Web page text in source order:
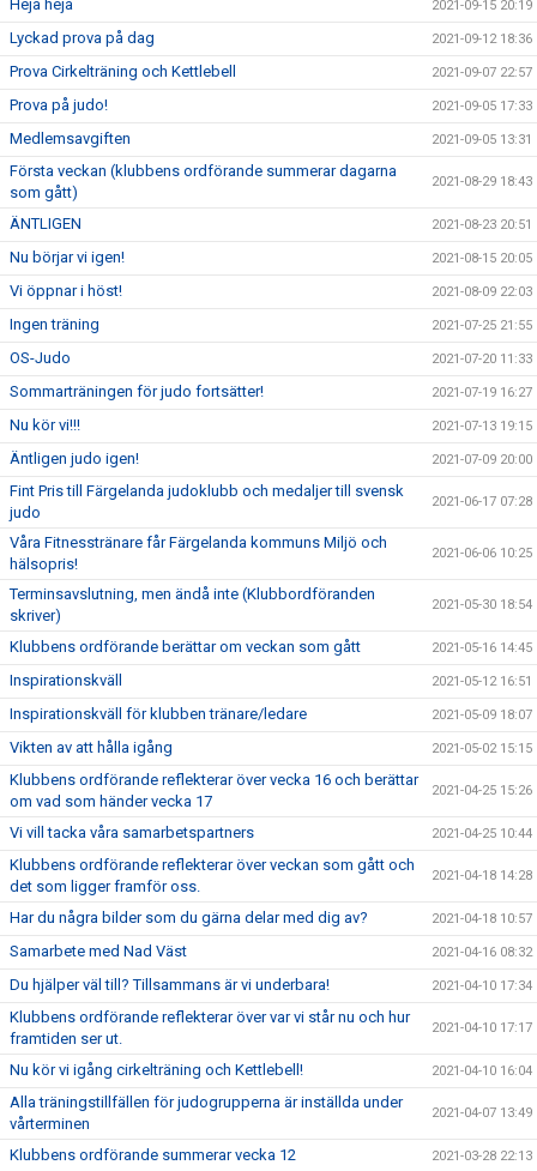
Heja heja 2021-09-15 20:19
Lyckad prova på dag 2021-09-12 18:36
Prova Cirkelträning och Kettlebell 2021-09-07 22:57
Prova på judo! 2021-09-05 17:33
Medlemsavgiften 2021-09-05 13:31
Första veckan (klubbens ordförande summerar dagarna
som gått)
2021-08-29 18:43
ÄNTLIGEN 2021-08-23 20:51
Nu börjar vi igen! 2021-08-15 20:05
Vi öppnar i höst! 2021-08-09 22:03
Ingen träning 2021-07-25 21:55
OS-Judo 2021-07-20 11:33
Sommarträningen för judo fortsätter! 2021-07-19 16:27
Nu kör vi!!! 2021-07-13 19:15
Äntligen judo igen! 2021-07-09 20:00
Fint Pris till Färgelanda judoklubb och medaljer till svensk
judo
2021-06-17 07:28
Våra Fitnesstränare får Färgelanda kommuns Miljö och
hälsopris!
2021-06-06 10:25
Terminsavslutning, men ändå inte (Klubbordföranden
skriver)
2021-05-30 18:54
Klubbens ordförande berättar om veckan som gått 2021-05-16 14:45
Inspirationskväll 2021-05-12 16:51
Inspirationskväll för klubben tränare/ledare 2021-05-09 18:07
Vikten av att hålla igång 2021-05-02 15:15
Klubbens ordförande reflekterar över vecka 16 och berättar
om vad som händer vecka 17
2021-04-25 15:26
Vi vill tacka våra samarbetspartners 2021-04-25 10:44
Klubbens ordförande reflekterar över veckan som gått och
det som ligger framför oss.
2021-04-18 14:28
Har du några bilder som du gärna delar med dig av? 2021-04-18 10:57
Samarbete med Nad Väst 2021-04-16 08:32
Du hjälper väl till? Tillsammans är vi underbara! 2021-04-10 17:34
Klubbens ordförande reflekterar över var vi står nu och hur
framtiden ser ut.
2021-04-10 17:17
Nu kör vi igång cirkelträning och Kettlebell! 2021-04-10 16:04
Alla träningstillfällen för judogrupperna är inställda under
vårterminen
2021-04-07 13:49
Klubbens ordförande summerar vecka 12 2021-03-28 22:13